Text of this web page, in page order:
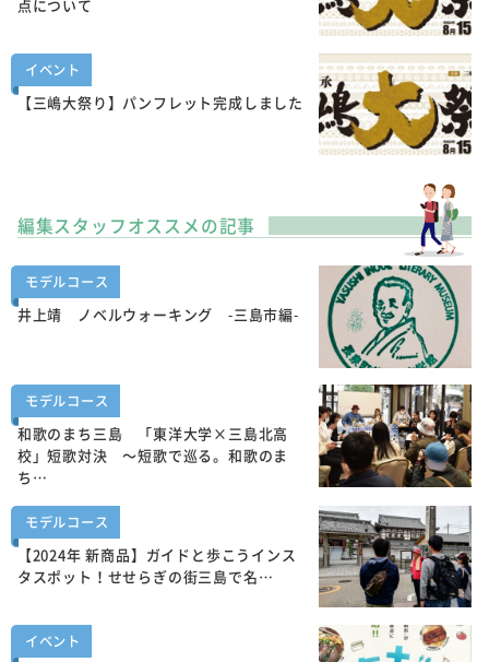
点について
イベント
【三嶋大祭り】パンフレット完成しました
編集スタッフオススメの記事
モデルコース
井上靖 ノベルウォーキング -三島市編-
モデルコース
和歌のまち三島 「東洋大学×三島北高
校」短歌対決 ～短歌で巡る。和歌のま
ち…
モデルコース
【2024年 新商品】ガイドと歩こうインス
タスポット！せせらぎの街三島で名…
イベント